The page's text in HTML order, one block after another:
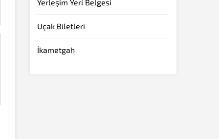
Yerleşim Yeri Belgesi
Uçak Biletleri
İkametgah